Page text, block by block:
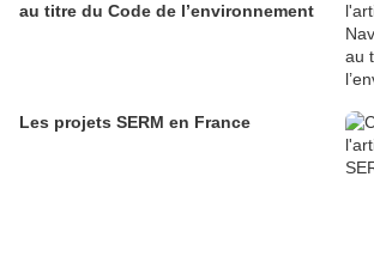
au titre du Code de l’environnement
Les projets SERM en France